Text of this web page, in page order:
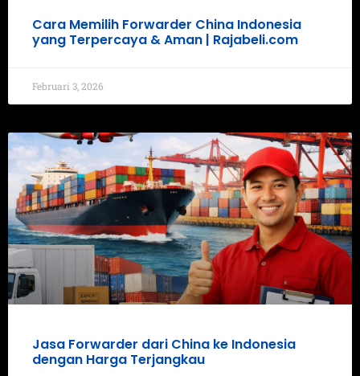
Cara Memilih Forwarder China Indonesia
yang Terpercaya & Aman | Rajabeli.com
Februari 3, 2026
Jasa Forwarder dari China ke Indonesia
dengan Harga Terjangkau